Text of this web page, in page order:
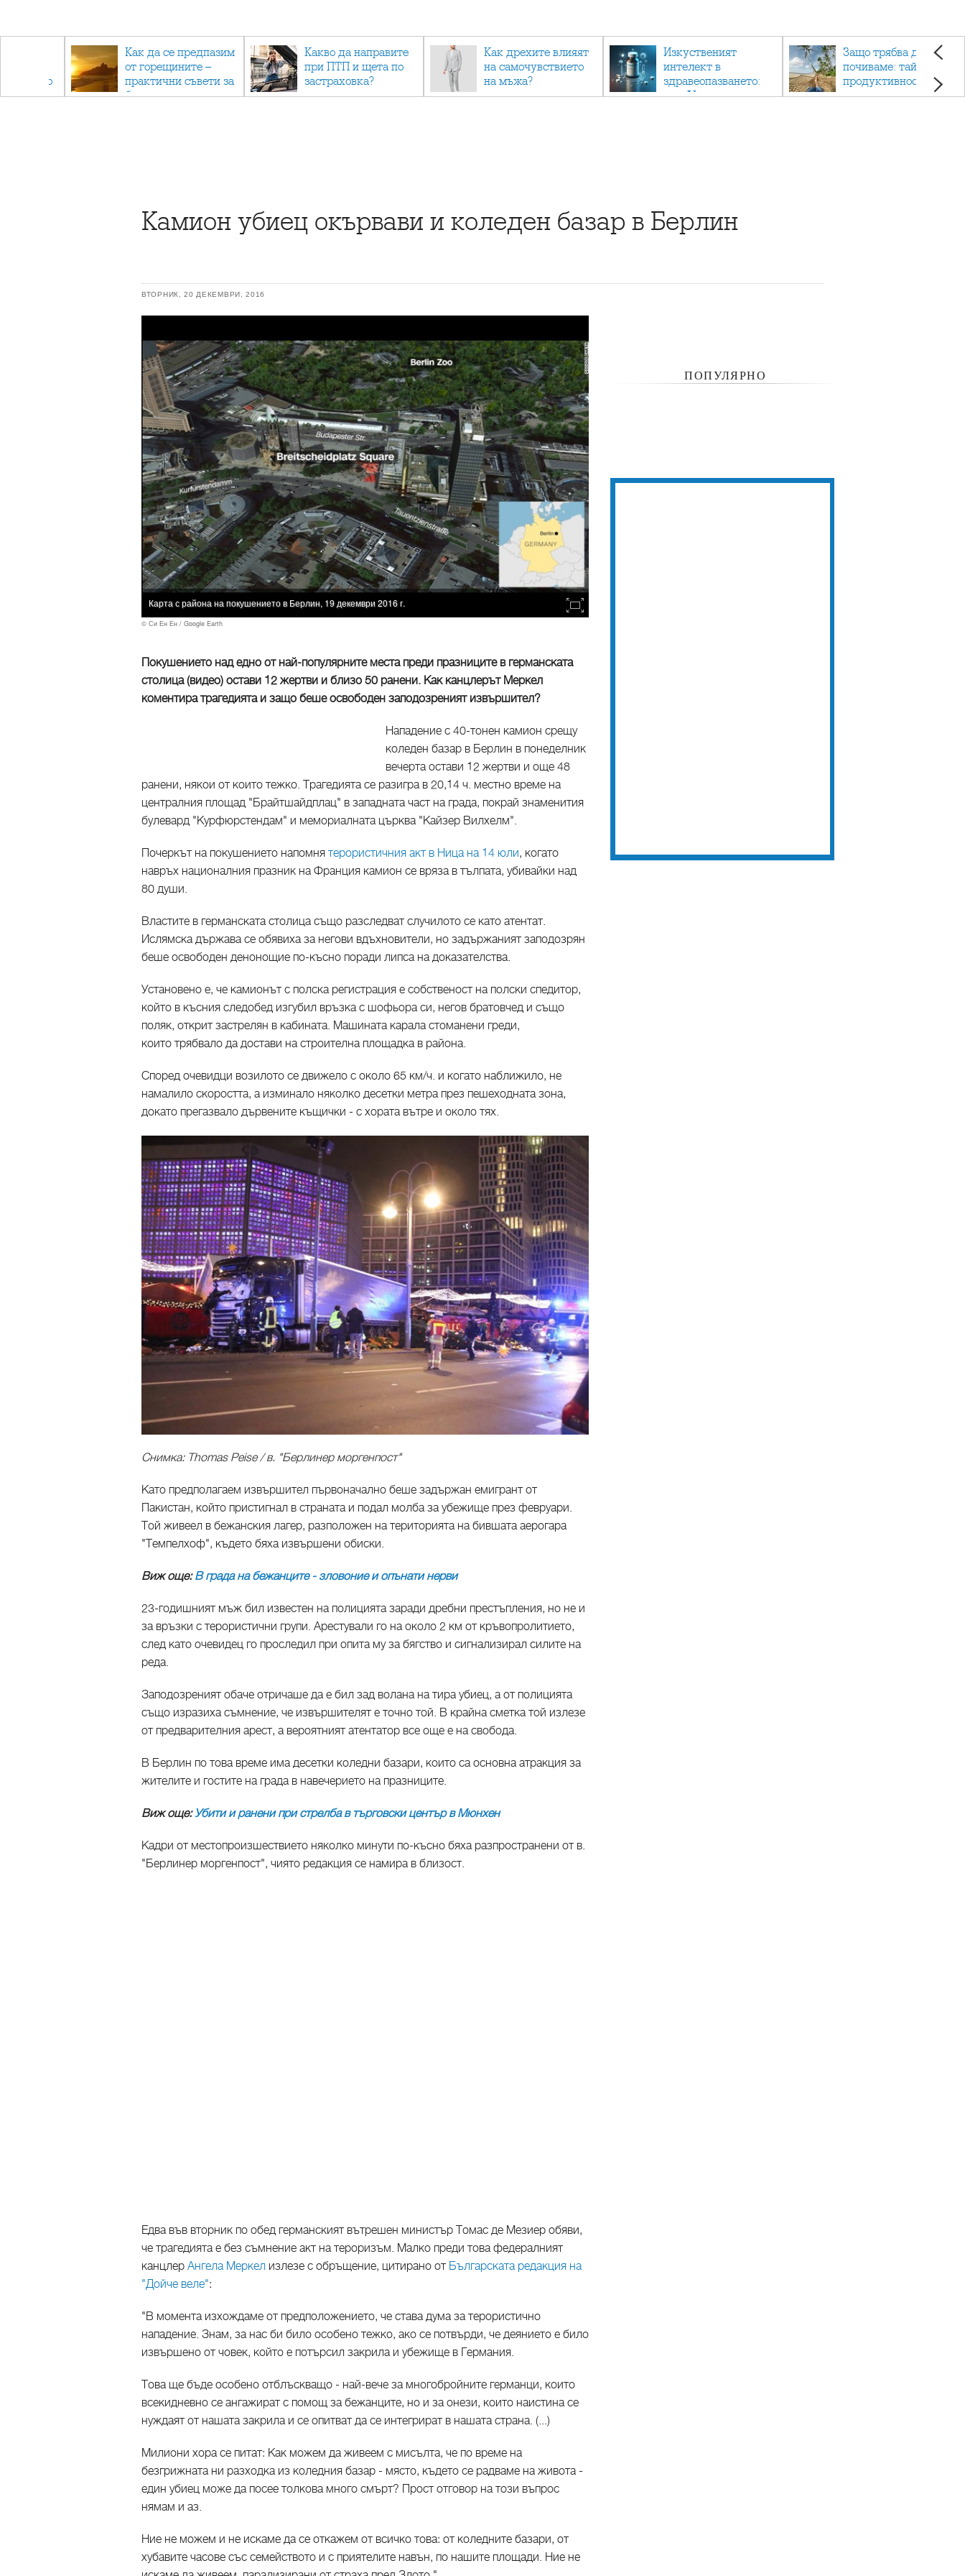
отново
Как да се предпазим
от горещините –
практични съвети за
безопасно лято
Какво да направите
при ПТП и щета по
застраховка?
Как дрехите влияят
на самочувствието
на мъжа?
Изкуственият
интелект в
здравеопазването:
как AI променя
Защо трябва да си
почиваме: тайната на
продуктивността,
здравето и добрия
Камион убиец окървави и коледен базар в Берлин
ВТОРНИК, 20 ДЕКЕМВРИ, 2016
Карта с района на покушението в Берлин, 19 декември 2016 г.
© Си Ен Ен / Google Earth
Покушението над едно от най-популярните места преди празниците в германската
столица (видео) остави 12 жертви и близо 50 ранени. Как канцлерът Меркел
коментира трагедията и защо беше освободен заподозреният извършител?
Нападение с 40-тонен камион срещу
коледен базар в Берлин в понеделник
вечерта остави 12 жертви и още 48
ранени, някои от които тежко. Трагедията се разигра в 20,14 ч. местно време на
централния площад "Брайтшайдплац" в западната част на града, покрай знаменития
булевард "Курфюрстендам" и мемориалната църква "Кайзер Вилхелм".
Почеркът на покушението напомня терористичния акт в Ница на 14 юли, когато
навръх националния празник на Франция камион се вряза в тълпата, убивайки над
80 души.
Властите в германската столица също разследват случилото се като атентат.
Ислямска държава се обявиха за негови вдъхновители, но задържаният заподозрян
беше освободен денонощие по-късно поради липса на доказателства.
Установено е, че камионът с полска регистрация е собственост на полски спедитор,
който в късния следобед изгубил връзка с шофьора си, негов братовчед и също
поляк, открит застрелян в кабината. Машината карала стоманени греди,
които трябвало да достави на строителна площадка в района.
Според очевидци возилото се движело с около 65 км/ч. и когато наближило, не
намалило скоростта, а изминало няколко десетки метра през пешеходната зона,
докато прегазвало дървените къщички - с хората вътре и около тях.
Снимка: Thomas Peise / в. "Берлинер моргенпост"
Като предполагаем извършител първоначално беше задържан емигрант от
Пакистан, който пристигнал в страната и подал молба за убежище през февруари.
Той живеел в бежанския лагер, разположен на територията на бившата аерогара
"Темпелхоф", където бяха извършени обиски.
Виж още:В града на бежанците - зловоние и опънати нерви
23-годишният мъж бил известен на полицията заради дребни престъпления, но не и
за връзки с терористични групи. Арестували го на около 2 км от кръвопролитието,
след като очевидец го проследил при опита му за бягство и сигнализирал силите на
реда.
Заподозреният обаче отричаше да е бил зад волана на тира убиец, а от полицията
също изразиха съмнение, че извършителят е точно той. В крайна сметка той излезе
от предварителния арест, а вероятният атентатор все още е на свобода.
В Берлин по това време има десетки коледни базари, които са основна атракция за
жителите и гостите на града в навечерието на празниците.
Виж още:Убити и ранени при стрелба в търговски център в Мюнхен
Кадри от местопроизшествието няколко минути по-късно бяха разпространени от в.
"Берлинер моргенпост", чиято редакция се намира в близост.
Едва във вторник по обед германският вътрешен министър Томас де Мезиер обяви,
че трагедията е без съмнение акт на тероризъм. Малко преди това федералният
канцлер Ангела Меркел излезе с обръщение, цитирано от Българската редакция на
"Дойче веле":
"В момента изхождаме от предположението, че става дума за терористично
нападение. Знам, за нас би било особено тежко, ако се потвърди, че деянието е било
извършено от човек, който е потърсил закрила и убежище в Германия.
Това ще бъде особено отблъскващо - най-вече за многобройните германци, които
всекидневно се ангажират с помощ за бежанците, но и за онези, които наистина се
нуждаят от нашата закрила и се опитват да се интегрират в нашата страна. (...)
Милиони хора се питат: Как можем да живеем с мисълта, че по време на
безгрижната ни разходка из коледния базар - място, където се радваме на живота -
един убиец може да посее толкова много смърт? Прост отговор на този въпрос
нямам и аз.
Ние не можем и не искаме да се откажем от всичко това: от коледните базари, от
хубавите часове със семейството и с приятелите навън, по нашите площади. Ние не
ПОПУЛЯРНО